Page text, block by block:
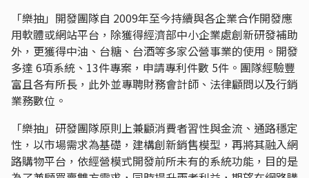
「樂抽」開發團隊自 2009年至今持續與各企業合作開發應
用軟體或網站平台，除獲得經濟部中小企業處創新研發補助
外，更獲得中油、台糖、台酒等多家公營事業的使用。開發
多達 6項系統、13件專案，申請專利件數 5件。團隊經驗豐
富且各有所長，此外並專聘財務會計師、法律顧問以及行銷
業務數位。
「樂抽」研發團隊原則上兼顧消費者習性與金流、通路穩定
性，以市場需求為基礎，建構創新銷售模型，再將其融入網
路購物平台，依經營模式開發前所未有的系統功能，目的是